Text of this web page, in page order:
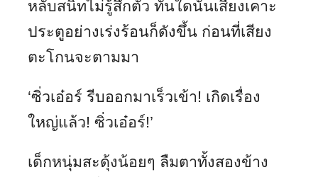
หลับสนิทไม่รู้สึกตัว ทันใดนั้นเสียงเคาะ
ประตูอย่างเร่งร้อนก็ดังขึ้น ก่อนที่เสียง
ตะโกนจะตามมา
‘ซิ่วเอ๋อร์ รีบออกมาเร็วเข้า! เกิดเรื่อง
ใหญ่แล้ว! ซิ่วเอ๋อร์!’
เด็กหนุ่มสะดุ้งน้อยๆ ลืมตาทั้งสองข้าง